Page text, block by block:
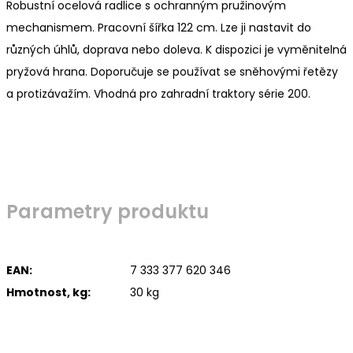
Robustní ocelová radlice s ochranným pružinovým
mechanismem. Pracovní šířka 122 cm. Lze ji nastavit do
různých úhlů, doprava nebo doleva. K dispozici je vyměnitelná
pryžová hrana. Doporučuje se používat se sněhovými řetězy
a protizávažím. Vhodná pro zahradní traktory série 200.
Parametry produktu
EAN:
7 333 377 620 346
Hmotnost, kg:
30 kg